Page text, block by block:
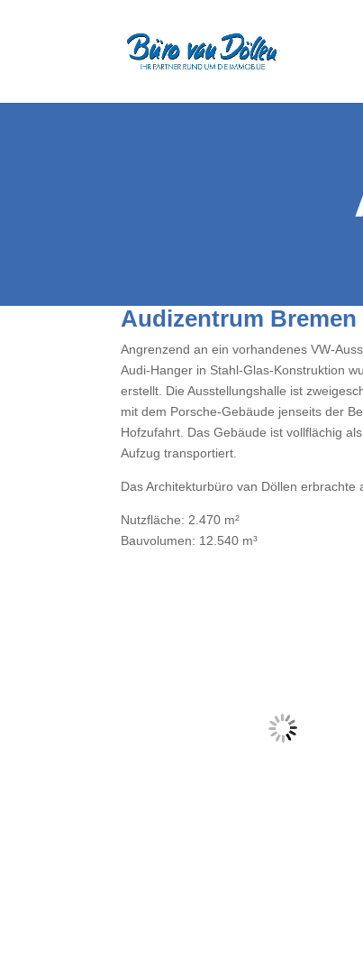
Audizentrum Bremen
Angrenzend an ein vorhandenes VW-
Audi-Hanger in Stahl-Glas-Konstruktion
erstellt. Die Ausstellungshalle ist
mit dem Porsche-Gebäude jenseits der
Hofzufahrt. Das Gebäude ist vollflächig
Aufzug transportiert.
Das Architekturbüro van Döllen
Nutzfläche: 2.470 m²
Bauvolumen: 12.540 m³